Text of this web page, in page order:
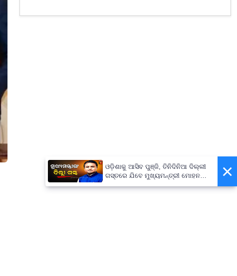
×
ଓଡ଼ିଶାକୁ ଆସିବ ପୁଞ୍ଜି, ତିନିଦିନିଆ ଦିଲ୍ଲୀ
ଗସ୍ତରେ ଯିବେ ମୁଖ୍ୟମନ୍ତ୍ରୀ ମୋହନ